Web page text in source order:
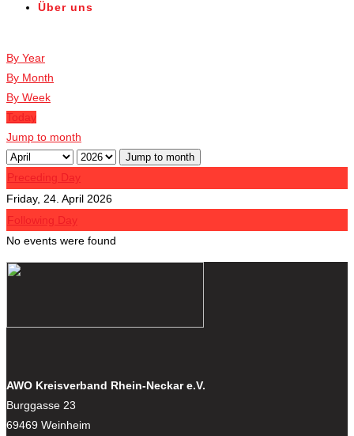
Über uns
By Year
By Month
By Week
Today
Jump to month
Jump to month
Preceding Day
Friday, 24. April 2026
Following Day
No events were found
AWO Kreisverband Rhein-Neckar e.V.
Burggasse 23
69469 Weinheim